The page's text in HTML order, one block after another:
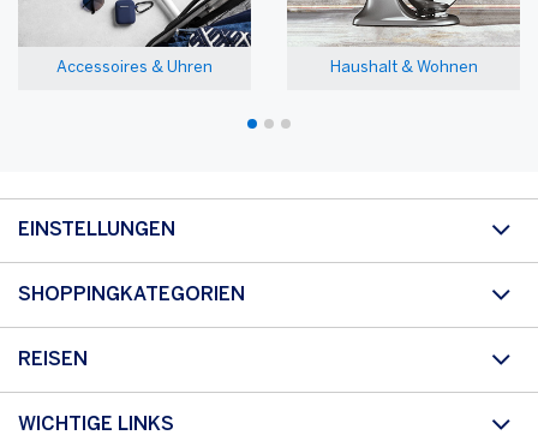
Accessoires & Uhren Haushalt & Wohnen
EINSTELLUNGEN
SHOPPINGKATEGORIEN
REISEN
WICHTIGE LINKS